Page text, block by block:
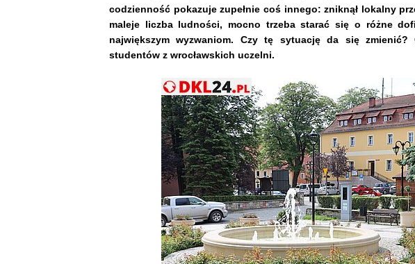
codzienność pokazuje zupełnie coś innego: zniknął lokalny
maleje liczba ludności, mocno trzeba starać się o różne
największym wyzwaniom. Czy tę sytuację da się zmienić?
studentów z wrocławskich uczelni.